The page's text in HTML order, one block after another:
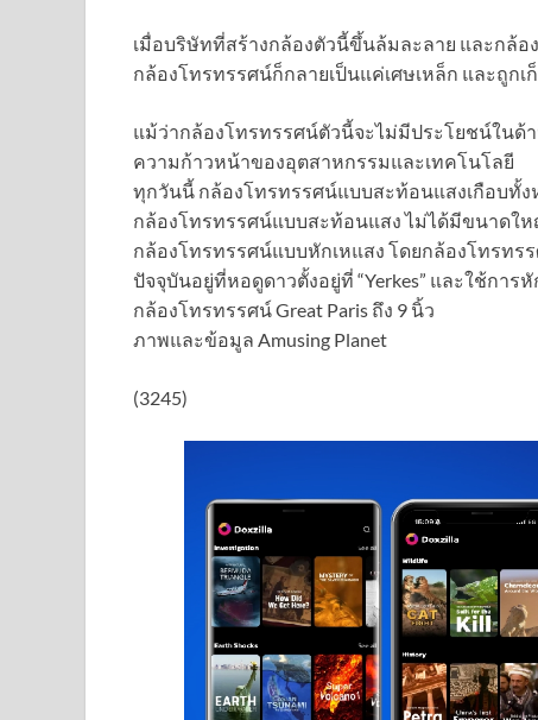
เมื่อบริษัทที่สร้างกล้องตัวนี้ขึ้นล้มละลาย และกล้อ
กล้องโทรทรรศน์ก็กลายเป็นแค่เศษเหล็ก และถูกเ
แม้ว่ากล้องโทรทรรศน์ตัวนี้จะไม่มีประโยชน์ในด้
ความก้าวหน้าของอุตสาหกรรมและเทคโนโลยี
ทุกวันนี้ กล้องโทรทรรศน์แบบสะท้อนแสงเกือบทั้ง
กล้องโทรทรรศน์แบบสะท้อนแสง ไม่ได้มีขนาดใ
กล้องโทรทรรศน์แบบหักเหแสง โดยกล้องโทรท
ปัจจุบันอยู่ที่หอดูดาวตั้งอยู่ที่ “Yerkes” และใช้การ
กล้องโทรทรรศน์ Great Paris ถึง 9 นิ้ว
ภาพและข้อมูล Amusing Planet
(3245)